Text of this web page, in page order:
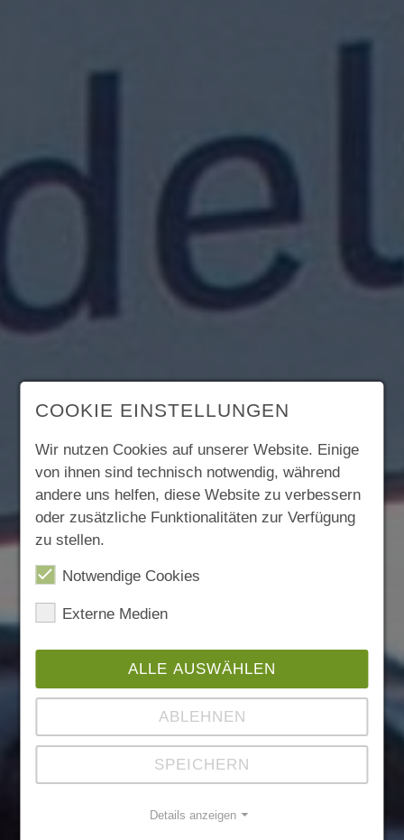
COOKIE EINSTELLUNGEN
Wir nutzen Cookies auf unserer Website. Einige
von ihnen sind technisch notwendig, während
andere uns helfen, diese Website zu verbessern
oder zusätzliche Funktionalitäten zur Verfügung
zu stellen.
Notwendige Cookies
Externe Medien
ALLE AUSWÄHLEN
ABLEHNEN
SPEICHERN
Details anzeigen